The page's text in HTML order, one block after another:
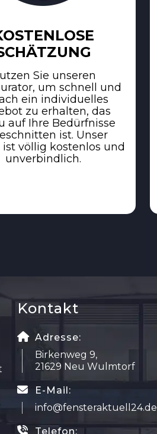
Sie unseren
um schnell und
ein individuelles
zu erhalten, das
auf Ihre Bedürfnisse
ist. Unser
ist völlig kostenlos und
unverbindlich.
Kontakt
Adresse:
Birkenweg 9,
21629 Neu Wulmtorf
E-Mail:
info@fensteraktuell24.de
Telefon: